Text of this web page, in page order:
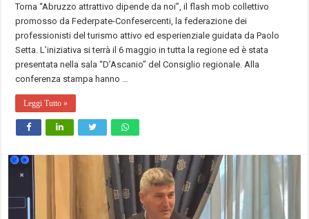
Torna “Abruzzo attrattivo dipende da noi”, il flash mob collettivo
promosso da Federpate-Confesercenti, la federazione dei
professionisti del turismo attivo ed esperienziale guidata da Paolo
Setta. L’iniziativa si terrà il 6 maggio in tutta la regione ed è stata
presentata nella sala “D’Ascanio” del Consiglio regionale. Alla
conferenza stampa hanno …
Leggi Tutto »